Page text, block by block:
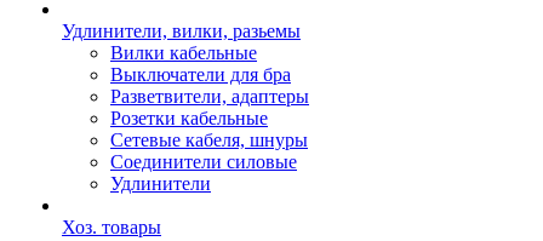
Удлинители, вилки, разьемы
Вилки кабельные
Выключатели для бра
Разветвители, адаптеры
Розетки кабельные
Сетевые кабеля, шнуры
Соединители силовые
Удлинители
Хоз. товары